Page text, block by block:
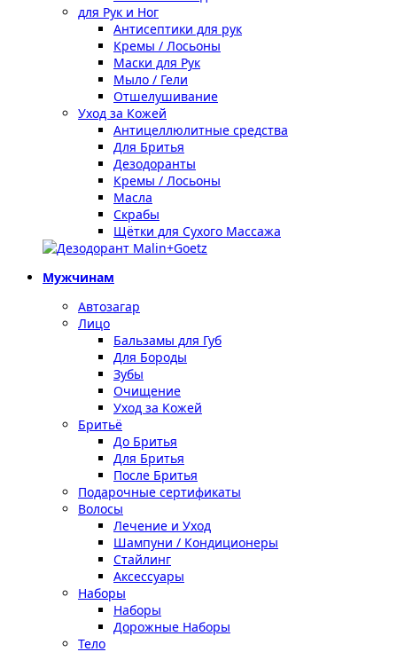
для Рук и Ног
Антисептики для рук
Кремы / Лосьоны
Маски для Рук
Мыло / Гели
Отшелушивание
Уход за Кожей
Антицеллюлитные средства
Для Бритья
Дезодоранты
Кремы / Лосьоны
Масла
Скрабы
Щётки для Сухого Массажа
Мужчинам
Автозагар
Лицо
Бальзамы для Губ
Для Бороды
Зубы
Очищение
Уход за Кожей
Бритьё
До Бритья
Для Бритья
После Бритья
Подарочные сертификаты
Волосы
Лечение и Уход
Шампуни / Кондиционеры
Стайлинг
Аксессуары
Наборы
Наборы
Дорожные Наборы
Тело